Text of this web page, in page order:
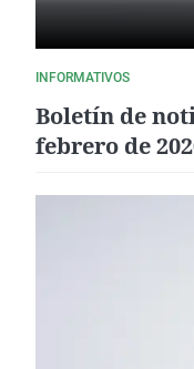
INFORMATIVOS
Boletín de
febrero de